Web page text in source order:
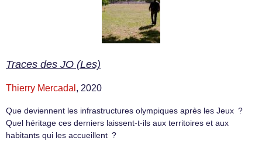
Traces des JO (Les)
Thierry Mercadal , 2020
Que deviennent les infrastructures olympiques après les Jeux ?
Quel héritage ces derniers laissent-t-ils aux territoires et aux
habitants qui les accueillent ?